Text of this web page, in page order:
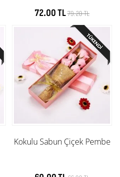
72.00 TL79.20 TL
Kokulu Sabun Çiçek Pembe